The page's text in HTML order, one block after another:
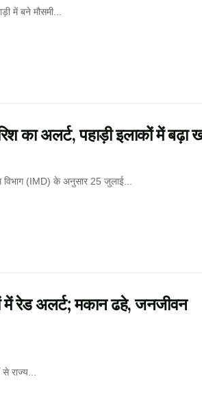
में बने मौसमी...
का अलर्ट, पहाड़ी इलाकों में बढ़ा
विभाग (IMD) के अनुसार 25 जुलाई...
रेड अलर्ट; मकान ढहे, जनजीवन
राज्य...